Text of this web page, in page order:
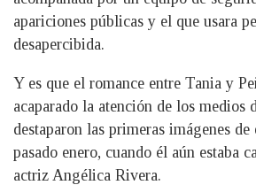
apariciones públicas y el que usara
desapercibida.
Y es que el romance entre Tania y
acaparado la atención de los medios
destaparon las primeras imágenes
pasado enero, cuando él aún estaba
actriz Angélica Rivera.